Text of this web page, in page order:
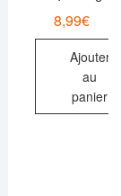
8,99€
Ajouter
au
panier